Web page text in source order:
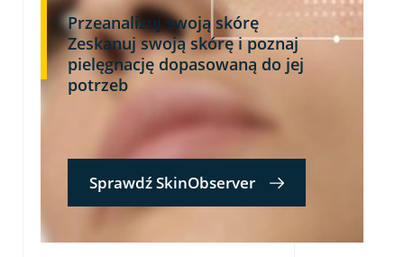
Przeanalizuj swoją skórę
Zeskanuj swoją skórę i poznaj
pielęgnację dopasowaną do jej
potrzeb
Sprawdź SkinObserver